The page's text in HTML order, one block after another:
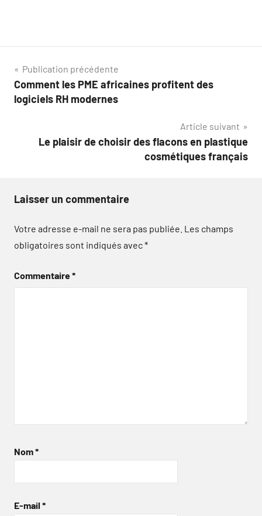
Navigation
de
Publication précédente
Comment les PME africaines profitent des
logiciels RH modernes
Article suivant
Le plaisir de choisir des flacons en plastique
cosmétiques français
Laisser un commentaire
Votre adresse e-mail ne sera pas publiée. Les champs
obligatoires sont indiqués avec*
Commentaire*
Nom*
E-mail *